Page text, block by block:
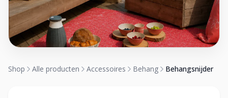
Shop Alle producten Accessoires Behang Behangsnijder